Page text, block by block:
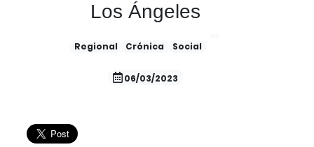
Los Ángeles
Regional Crónica Social
06/03/2023